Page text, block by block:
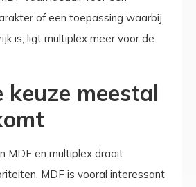
of een toepassing waarbij
is, ligt multiplex meer voor de
keuze meestal
MDF en multiplex draait
MDF is vooral interessant